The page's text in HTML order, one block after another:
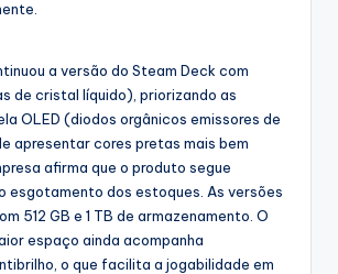
a versão do Steam Deck com
de cristal líquido), priorizando as
OLED (diodos orgânicos emissores de
apresentar cores pretas mais bem
afirma que o produto segue
esgotamento dos estoques. As versões
512 GB e 1 TB de armazenamento. O
espaço ainda acompanha
o que facilita a jogabilidade em